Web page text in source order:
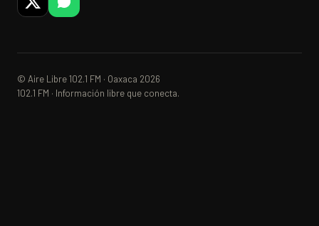
© Aire Libre 102.1 FM · Oaxaca 2026
102.1 FM · Información libre que conecta.